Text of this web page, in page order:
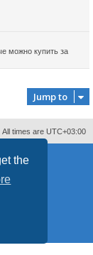
the
можно купить за
Jump to
All times are UTC+03:00